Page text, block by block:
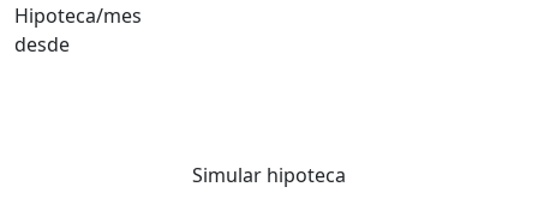
Hipoteca/mes
desde
Simular hipoteca